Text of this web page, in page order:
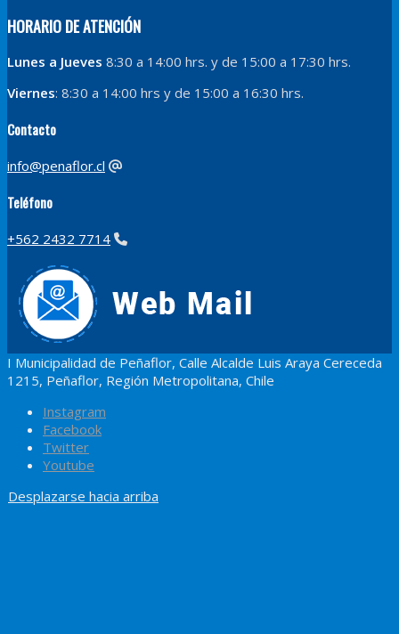
HORARIO DE ATENCIÓN
Lunes a Jueves 8:30 a 14:00 hrs. y de 15:00 a 17:30 hrs.
Viernes: 8:30 a 14:00 hrs y de 15:00 a 16:30 hrs.
Contacto
info@penaflor.cl
Teléfono
+562 2432 7714
I Municipalidad de Peñaflor, Calle Alcalde Luis Araya Cereceda
1215, Peñaflor, Región Metropolitana, Chile
Instagram
Facebook
Twitter
Youtube
Desplazarse hacia arriba